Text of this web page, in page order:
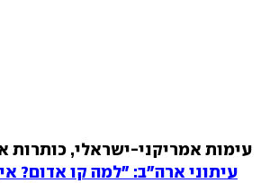
עימות אמריקני-ישראלי, כותרות
עיתוני ארה"ב: "למה קו אדום?